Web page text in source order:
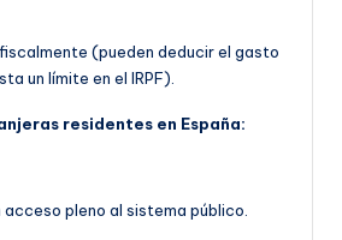
(pueden deducir el gasto
un límite en el IRPF).
residentes en España:
acceso pleno al sistema público.